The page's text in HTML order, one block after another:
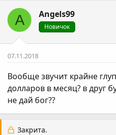
A Angels99
Новичок
07.11.2018
Вообще звучит крайне
долларов в месяц? в друг
не дай бог??
Закрита.